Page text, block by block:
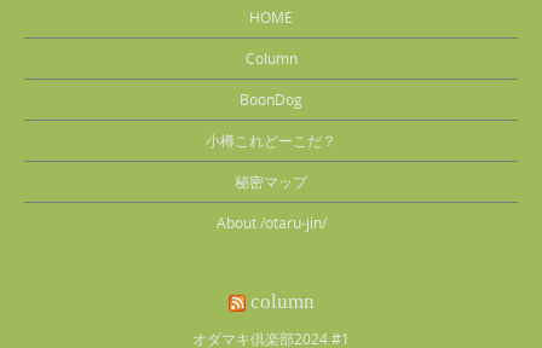
HOME
Column
BoonDog
小樽これどーこだ？
秘密マップ
About /otaru-jin/
column
オダマキ倶楽部2024 #1